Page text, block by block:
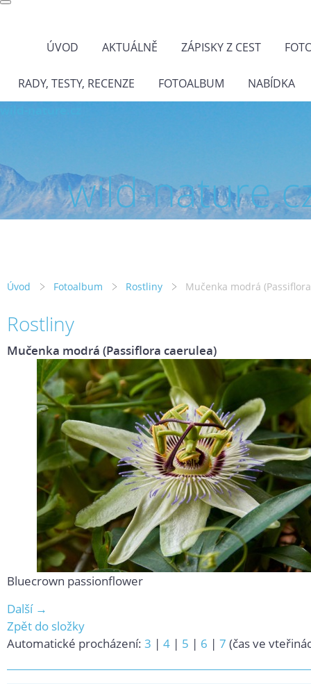
ÚVOD AKTUÁLNĚ ZÁPISKY Z CEST
RADY, TESTY, RECENZE FOTOALBUM NABÍDKA
wild-
Úvod Fotoalbum Rostliny Mučenka modrá
Rostliny
Mučenka modrá (Passiflora caerulea)
Bluecrown passionflower
Další →
Zpět do složky
Automatické procházení: 3 | 4 | 5 | 6 | 7 (čas ve